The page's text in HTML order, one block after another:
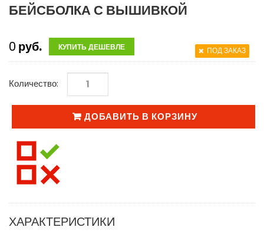
БЕЙСБОЛКА С ВЫШИВКОЙ
0 руб. КУПИТЬ ДЕШЕВЛЕ ПОД ЗАКАЗ
Количество:
ДОБАВИТЬ В КОРЗИНУ
ХАРАКТЕРИСТИКИ